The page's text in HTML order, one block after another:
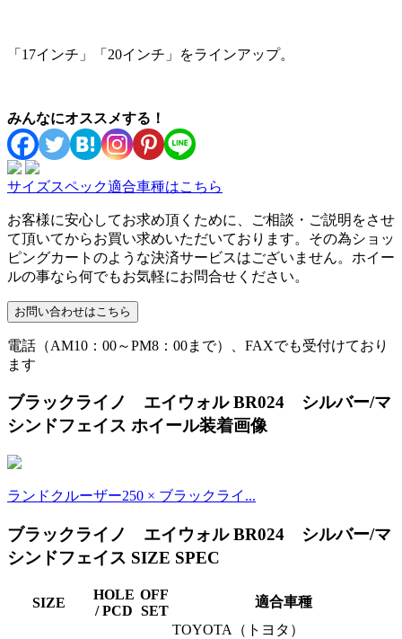
「17インチ」「20インチ」をラインアップ。
みんなにオススメする！
サイズスペック適合車種はこちら
お客様に安心してお求め頂くために、ご相談・ご説明をさせ
て頂いてからお買い求めいただいております。その為ショッ
ピングカートのような決済サービスはございません。ホイー
ルの事なら何でもお気軽にお問合せください。
電話（AM10：00～PM8：00まで）、FAXでも受付けており
ます
ブラックライノ エイウォル BR024 シルバー/マ
シンドフェイス ホイール装着画像
ランドクルーザー250 × ブラックライ...
ブラックライノ エイウォル BR024 シルバー/マ
シンドフェイス SIZE SPEC
SIZE
HOLE
/ PCD
OFF
SET
適合車種
TOYOTA（トヨタ）